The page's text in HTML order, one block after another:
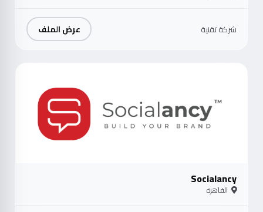
شركة تقنية عرض الملف
Socialancy
القاهرة